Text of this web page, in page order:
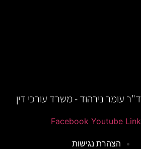
ד"ר עומר נירהוד - משרד עורכי דין
Facebook Youtube Link
הצהרת נגישות